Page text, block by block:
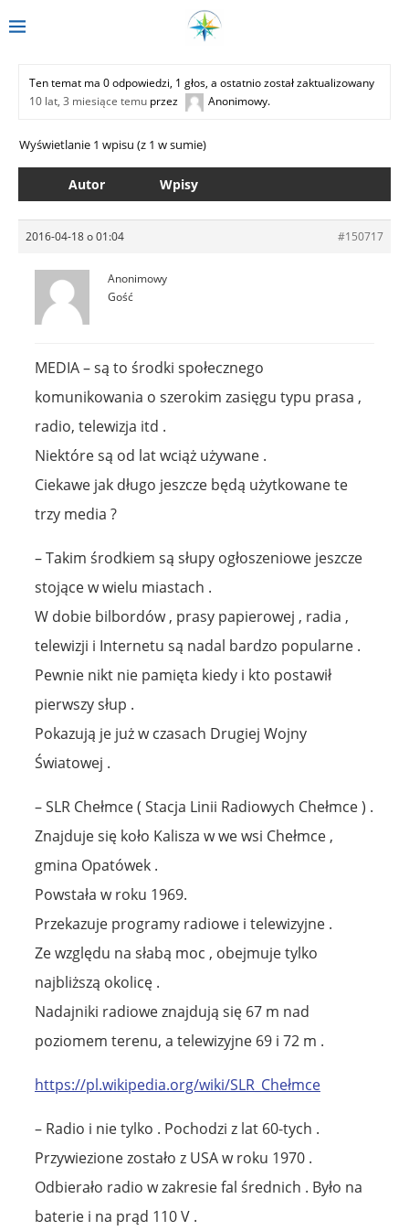
Ten temat ma 0 odpowiedzi, 1 głos, a ostatnio został zaktualizowany
10 lat, 3 miesiące temu przez Anonimowy.
Wyświetlanie 1 wpisu (z 1 w sumie)
Autor Wpisy
2016-04-18 o 01:04 #150717
Anonimowy
Gość
MEDIA – są to środki społecznego
komunikowania o szerokim zasięgu typu prasa ,
radio, telewizja itd .
Niektóre są od lat wciąż używane .
Ciekawe jak długo jeszcze będą użytkowane te
trzy media ?
– Takim środkiem są słupy ogłoszeniowe jeszcze
stojące w wielu miastach .
W dobie bilbordów , prasy papierowej , radia ,
telewizji i Internetu są nadal bardzo popularne .
Pewnie nikt nie pamięta kiedy i kto postawił
pierwszy słup .
Pokazują je już w czasach Drugiej Wojny
Światowej .
– SLR Chełmce ( Stacja Linii Radiowych Chełmce ) .
Znajduje się koło Kalisza w we wsi Chełmce ,
gmina Opatówek .
Powstała w roku 1969.
Przekazuje programy radiowe i telewizyjne .
Ze względu na słabą moc , obejmuje tylko
najbliższą okolicę .
Nadajniki radiowe znajdują się 67 m nad
poziomem terenu, a telewizyjne 69 i 72 m .
https://pl.wikipedia.org/wiki/SLR_Chełmce
– Radio i nie tylko . Pochodzi z lat 60-tych .
Przywiezione zostało z USA w roku 1970 .
Odbierało radio w zakresie fal średnich . Było na
baterie i na prąd 110 V .